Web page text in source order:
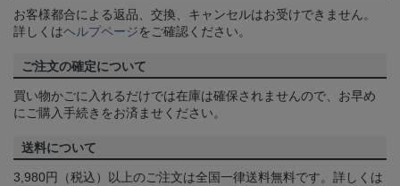
お客様都合による返品、交換、キャンセルはお受けできません。
詳しくはヘルプページをご確認ください。
ご注文の確定について
買い物かごに入れるだけでは在庫は確保されませんので、お早め
にご購入手続きをお済ませください。
送料について
3,980円（税込）以上のご注文は全国一律送料無料です。詳しくは